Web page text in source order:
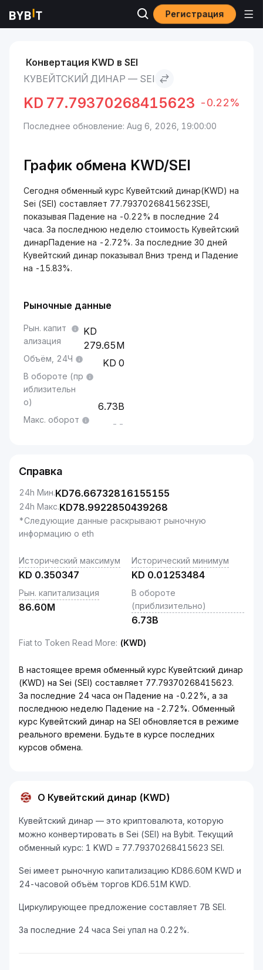
Регистрация
Рынки Кувейтский динар to Sei
Конвертация KWD в SEI
КУВЕЙТСКИЙ ДИНАР — SEI
KD 77.79370268415623 -0.22%
Последнее обновление: Aug 6, 2026, 19:00:00
График обмена KWD/SEI
Сегодня обменный курс Кувейтский динар(KWD) на
Sei (SEI) составляет 77.79370268415623SEI,
показывая Падение на -0.22% в последние 24
часа. За последнюю неделю стоимость Кувейтский
динарПадение на -2.72%. За последние 30 дней
Кувейтский динар показывал Вниз тренд и Падение
на -15.83%.
Рыночные данные
Рын. капит
ализация
279.65M
Объём, 24Ч 0
В обороте (пр
иблизительн
о)
6.73B
Макс. оборот --
Справка
24h Мин.KD76.66732816155155
24h Макс.KD78.9922850439268
*Следующие данные раскрывают рыночную
информацию о eth
Исторический максимум
KD 0.350347
Исторический минимум
KD 0.01253484
Рын. капитализация
86.60M
В обороте
(приблизительно)
6.73B
Fiat to Token Read More: (KWD)
В настоящее время обменный курс Кувейтский динар
(KWD) на Sei (SEI) составляет 77.79370268415623.
За последние 24 часа он Падение на -0.22%, а за
последнюю неделю Падение на -2.72%. Обменный
курс Кувейтский динар на SEI обновляется в режиме
реального времени. Будьте в курсе последних
курсов обмена.
О Кувейтский динар (KWD)
Кувейтский динар — это криптовалюта, которую
можно конвертировать в Sei (SEI) на Bybit. Текущий
обменный курс: 1 KWD = 77.79370268415623 SEI.
Sei имеет рыночную капитализацию KD86.60M KWD и
24-часовой объём торгов KD6.51M KWD.
Циркулирующее предложение составляет 7B SEI.
За последние 24 часа Sei упал на 0.22%.